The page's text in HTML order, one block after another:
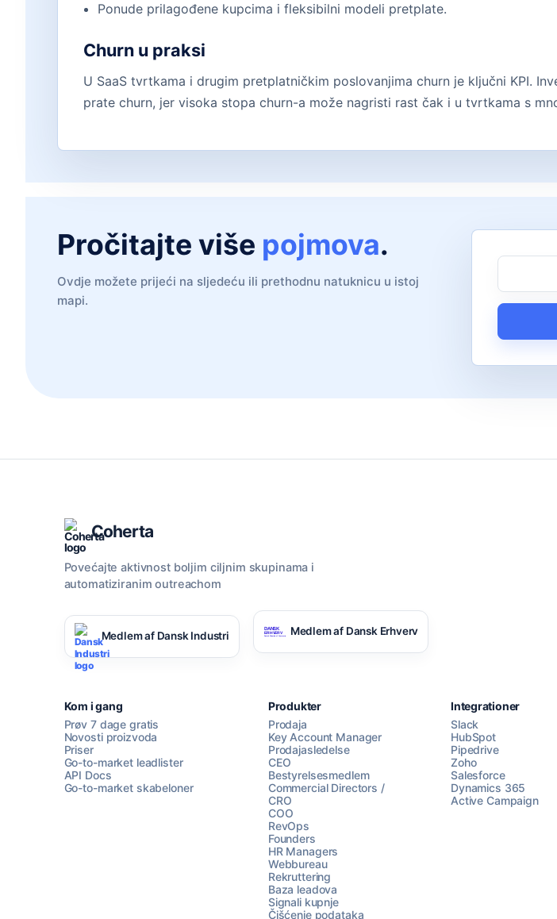
Ponude prilagođene kupcima i fleksibilni modeli pretplate.
Churn u praksi
U SaaS tvrtkama i drugim pretplatničkim poslovanjima churn je ključni KPI.
prate churn, jer visoka stopa churn-a može nagristi rast čak i u tvrtkama s
Pročitajte više pojmova.
Ovdje možete prijeći na sljedeću ili prethodnu natuknicu u istoj
mapi.
Coherta
Povećajte aktivnost boljim ciljnim skupinama i
automatiziranim outreachom
Medlem af Dansk Industri Medlem af Dansk Erhverv
Kom i gang
Prøv 7 dage gratis
Novosti proizvoda
Priser
Go-to-market leadlister
API Docs
Go-to-market skabeloner
Produkter
Prodaja
Key Account Manager
Prodajasledelse
CEO
Bestyrelsesmedlem
Commercial Directors /
CRO
COO
RevOps
Founders
HR Managers
Webbureau
Rekruttering
Baza leadova
Signali kupnje
Čišćenje podataka
Integrationer
Slack
HubSpot
Pipedrive
Zoho
Salesforce
Dynamics 365
Active Campaign